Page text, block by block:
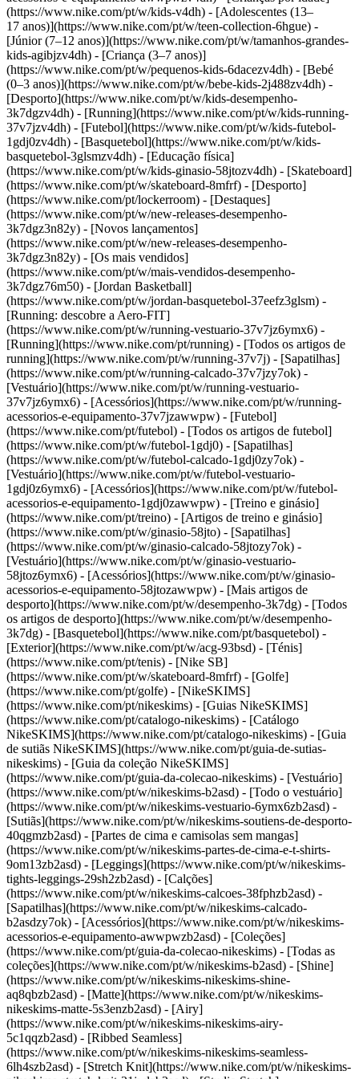
(https://www.nike.com/pt/w/kids-v4dh) - [Adolescentes (13–
17 anos)](https://www.nike.com/pt/w/teen-collection-6hgue) -
[Júnior (7–12 anos)](https://www.nike.com/pt/w/tamanhos-grandes-
kids-agibjzv4dh) - [Criança (3–7 anos)]
(https://www.nike.com/pt/w/pequenos-kids-6dacezv4dh) - [Bebé
(0–3 anos)](https://www.nike.com/pt/w/bebe-kids-2j488zv4dh) -
[Desporto](https://www.nike.com/pt/w/kids-desempenho-
3k7dgzv4dh) - [Running](https://www.nike.com/pt/w/kids-running-
37v7jzv4dh) - [Futebol](https://www.nike.com/pt/w/kids-futebol-
1gdj0zv4dh) - [Basquetebol](https://www.nike.com/pt/w/kids-
basquetebol-3glsmzv4dh) - [Educação física]
(https://www.nike.com/pt/w/kids-ginasio-58jtozv4dh) - [Skateboard]
(https://www.nike.com/pt/w/skateboard-8mfrf) - [Desporto]
(https://www.nike.com/pt/lockerroom) - [Destaques]
(https://www.nike.com/pt/w/new-releases-desempenho-
3k7dgz3n82y) - [Novos lançamentos]
(https://www.nike.com/pt/w/new-releases-desempenho-
3k7dgz3n82y) - [Os mais vendidos]
(https://www.nike.com/pt/w/mais-vendidos-desempenho-
3k7dgz76m50) - [Jordan Basketball]
(https://www.nike.com/pt/w/jordan-basquetebol-37eefz3glsm) -
[Running: descobre a Aero-FIT]
(https://www.nike.com/pt/w/running-vestuario-37v7jz6ymx6) -
[Running](https://www.nike.com/pt/running) - [Todos os artigos de
running](https://www.nike.com/pt/w/running-37v7j) - [Sapatilhas]
(https://www.nike.com/pt/w/running-calcado-37v7jzy7ok) -
[Vestuário](https://www.nike.com/pt/w/running-vestuario-
37v7jz6ymx6) - [Acessórios](https://www.nike.com/pt/w/running-
acessorios-e-equipamento-37v7jzawwpw) - [Futebol]
(https://www.nike.com/pt/futebol) - [Todos os artigos de futebol]
(https://www.nike.com/pt/w/futebol-1gdj0) - [Sapatilhas]
(https://www.nike.com/pt/w/futebol-calcado-1gdj0zy7ok) -
[Vestuário](https://www.nike.com/pt/w/futebol-vestuario-
1gdj0z6ymx6) - [Acessórios](https://www.nike.com/pt/w/futebol-
acessorios-e-equipamento-1gdj0zawwpw) - [Treino e ginásio]
(https://www.nike.com/pt/treino) - [Artigos de treino e ginásio]
(https://www.nike.com/pt/w/ginasio-58jto) - [Sapatilhas]
(https://www.nike.com/pt/w/ginasio-calcado-58jtozy7ok) -
[Vestuário](https://www.nike.com/pt/w/ginasio-vestuario-
58jtoz6ymx6) - [Acessórios](https://www.nike.com/pt/w/ginasio-
acessorios-e-equipamento-58jtozawwpw) - [Mais artigos de
desporto](https://www.nike.com/pt/w/desempenho-3k7dg) - [Todos
os artigos de desporto](https://www.nike.com/pt/w/desempenho-
3k7dg) - [Basquetebol](https://www.nike.com/pt/basquetebol) -
[Exterior](https://www.nike.com/pt/w/acg-93bsd) - [Ténis]
(https://www.nike.com/pt/tenis) - [Nike SB]
(https://www.nike.com/pt/w/skateboard-8mfrf) - [Golfe]
(https://www.nike.com/pt/golfe) - [NikeSKIMS]
(https://www.nike.com/pt/nikeskims) - [Guias NikeSKIMS]
(https://www.nike.com/pt/catalogo-nikeskims) - [Catálogo
NikeSKIMS](https://www.nike.com/pt/catalogo-nikeskims) - [Guia
de sutiãs NikeSKIMS](https://www.nike.com/pt/guia-de-sutias-
nikeskims) - [Guia da coleção NikeSKIMS]
(https://www.nike.com/pt/guia-da-colecao-nikeskims) - [Vestuário]
(https://www.nike.com/pt/w/nikeskims-b2asd) - [Todo o vestuário]
(https://www.nike.com/pt/w/nikeskims-vestuario-6ymx6zb2asd) -
[Sutiãs](https://www.nike.com/pt/w/nikeskims-soutiens-de-desporto-
40qgmzb2asd) - [Partes de cima e camisolas sem mangas]
(https://www.nike.com/pt/w/nikeskims-partes-de-cima-e-t-shirts-
9om13zb2asd) - [Leggings](https://www.nike.com/pt/w/nikeskims-
tights-leggings-29sh2zb2asd) - [Calções]
(https://www.nike.com/pt/w/nikeskims-calcoes-38fphzb2asd) -
[Sapatilhas](https://www.nike.com/pt/w/nikeskims-calcado-
b2asdzy7ok) - [Acessórios](https://www.nike.com/pt/w/nikeskims-
acessorios-e-equipamento-awwpwzb2asd) - [Coleções]
(https://www.nike.com/pt/guia-da-colecao-nikeskims) - [Todas as
coleções](https://www.nike.com/pt/w/nikeskims-b2asd) - [Shine]
(https://www.nike.com/pt/w/nikeskims-nikeskims-shine-
aq8qbzb2asd) - [Matte](https://www.nike.com/pt/w/nikeskims-
nikeskims-matte-5s3enzb2asd) - [Airy]
(https://www.nike.com/pt/w/nikeskims-nikeskims-airy-
5c1qqzb2asd) - [Ribbed Seamless]
(https://www.nike.com/pt/w/nikeskims-nikeskims-seamless-
6lh4szb2asd) - [Stretch Knit](https://www.nike.com/pt/w/nikeskims-